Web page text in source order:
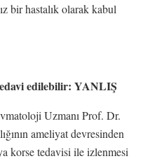
bir hastalık olarak kabul
edilebilir: YANLIŞ
Uzmanı Prof. Dr.
ameliyat devresinden
korse tedavisi ile izlenmesi